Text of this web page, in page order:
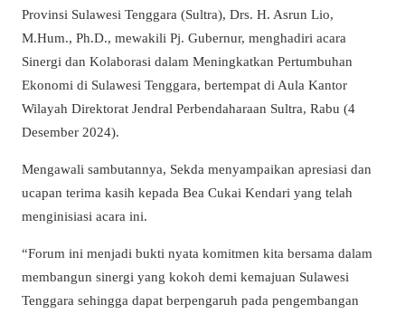
Provinsi Sulawesi Tenggara (Sultra), Drs. H. Asrun Lio,
M.Hum., Ph.D., mewakili Pj. Gubernur, menghadiri acara
Sinergi dan Kolaborasi dalam Meningkatkan Pertumbuhan
Ekonomi di Sulawesi Tenggara, bertempat di Aula Kantor
Wilayah Direktorat Jendral Perbendaharaan Sultra, Rabu (4
Desember 2024).
Mengawali sambutannya, Sekda menyampaikan apresiasi dan
ucapan terima kasih kepada Bea Cukai Kendari yang telah
menginisiasi acara ini.
“Forum ini menjadi bukti nyata komitmen kita bersama dalam
membangun sinergi yang kokoh demi kemajuan Sulawesi
Tenggara sehingga dapat berpengaruh pada pengembangan